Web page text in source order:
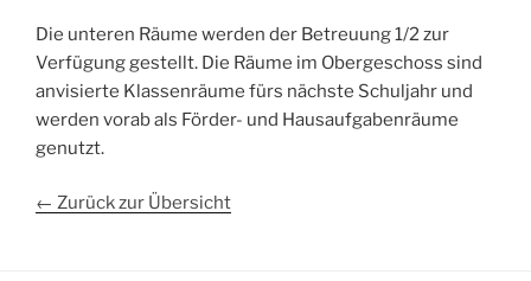
Die unteren Räume werden der Betreuung 1/2 zur
Verfügung gestellt. Die Räume im Obergeschoss sind
anvisierte Klassenräume fürs nächste Schuljahr und
werden vorab als Förder- und Hausaufgabenräume
genutzt.
← Zurück zur Übersicht